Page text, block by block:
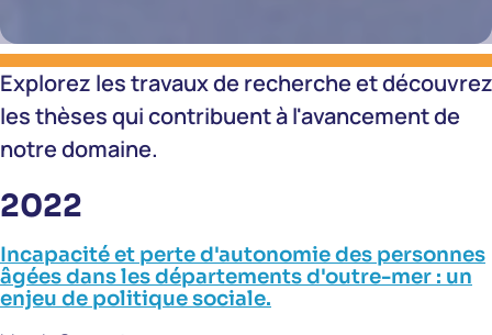
Explorez les travaux de recherche et découvrez
les thèses qui contribuent à l'avancement de
notre domaine.
2022
Incapacité et perte d'autonomie des personnes
âgées dans les départements d'outre-mer : un
enjeu de politique sociale.